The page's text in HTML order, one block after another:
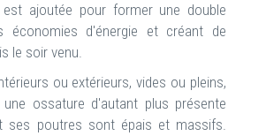
ajoutée pour former une double
économies d'énergie et créant de
le soir venu.
ou extérieurs, vides ou pleins,
ossature d'autant plus présente
ses poutres sont épais et massifs.